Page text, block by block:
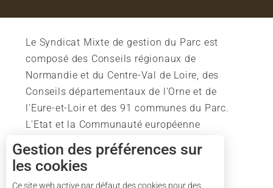
Le Syndicat Mixte de gestion du Parc est
composé des Conseils régionaux de
Normandie et du Centre-Val de Loire, des
Conseils départementaux de l'Orne et de
l'Eure-et-Loir et des 91 communes du Parc.
L'Etat et la Communauté européenne
soutiennent également l'action du Parc.
Gestion des préférences sur
les cookies
Ce site web active par défaut des cookies pour des